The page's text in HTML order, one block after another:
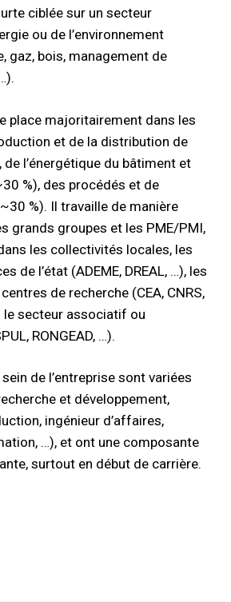
ciblée sur un secteur
ou de l’environnement
gaz, bois, management de
place majoritairement dans les
et de la distribution de
de l’énergétique du bâtiment et
%), des procédés et de
%). Il travaille de manière
grands groupes et les PME/PMI,
les collectivités locales, les
de l’état (ADEME, DREAL, …), les
de recherche (CEA, CNRS,
le secteur associatif ou
RONGEAD, …).
de l’entreprise sont variées
et développement,
ingénieur d’affaires,
…), et ont une composante
surtout en début de carrière.